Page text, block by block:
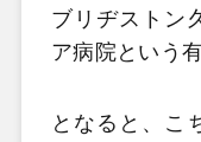
ブリヂストン
ア病院という
となると、こ